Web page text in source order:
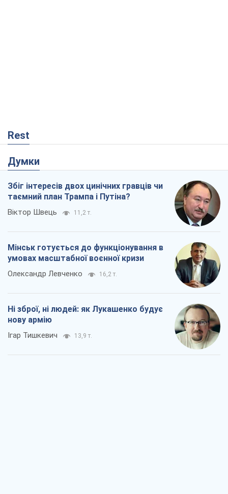
Rest
Думки
Збіг інтересів двох цинічних гравців чи
таємний план Трампа і Путіна?
Віктор Швець 11,2 т.
Мінськ готується до функціонування в
умовах масштабної воєнної кризи
Олександр Левченко 16,2 т.
Ні зброї, ні людей: як Лукашенко будує
нову армію
Ігар Тишкевич 13,9 т.